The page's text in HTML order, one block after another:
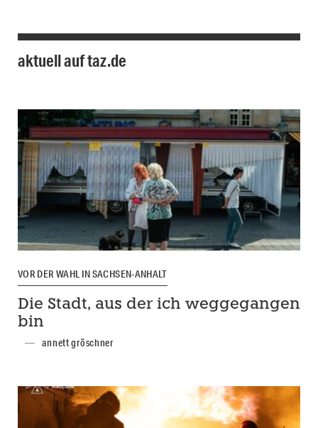
aktuell auf taz.de
VOR DER WAHL IN SACHSEN-ANHALT
Die Stadt, aus der ich weggegangen
bin
annett gröschner